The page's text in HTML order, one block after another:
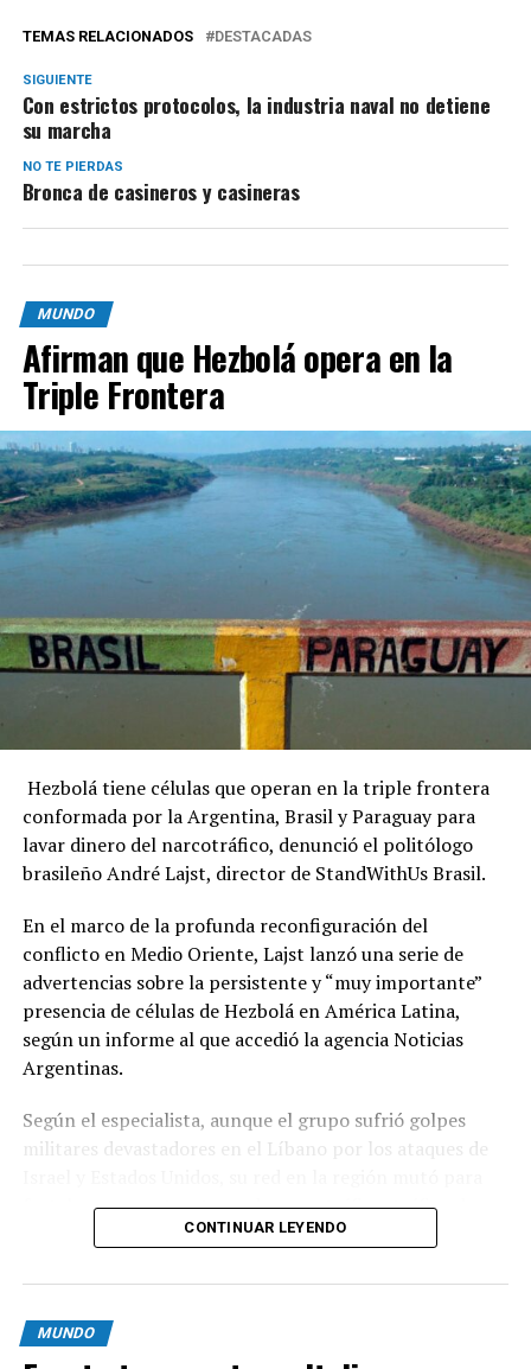
TEMAS RELACIONADOS DESTACADAS
SIGUIENTE
Con estrictos protocolos, la industria naval no detiene
su marcha
NO TE PIERDAS
Bronca de casineros y casineras
MUNDO
Afirman que Hezbolá opera en la
Triple Frontera
Hezbolá tiene células que operan en la triple frontera
conformada por la Argentina, Brasil y Paraguay para
lavar dinero del narcotráfico, denunció el politólogo
brasileño André Lajst, director de StandWithUs Brasil.
En el marco de la profunda reconfiguración del
conflicto en Medio Oriente, Lajst lanzó una serie de
advertencias sobre la persistente y “muy importante”
presencia de células de Hezbolá en América Latina,
según un informe al que accedió la agencia Noticias
Argentinas.
Según el especialista, aunque el grupo sufrió golpes
militares devastadores en el Líbano por los ataques de
fortalecer sus estructuras de narcotráfico, tráfico de
armas y lavado de dinero, informó DNEWS en las últimas
El partido-milicia chií libanés Hezbolá fue declarado
organización terrorista por la Argentina en julio de
CONTINUAR LEYENDO
MUNDO